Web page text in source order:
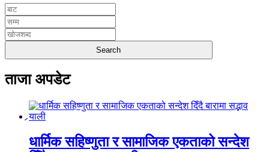
ताजा अपडेट
धार्मिक सहिष्णुता र सामाजिक एकताको सन्देश